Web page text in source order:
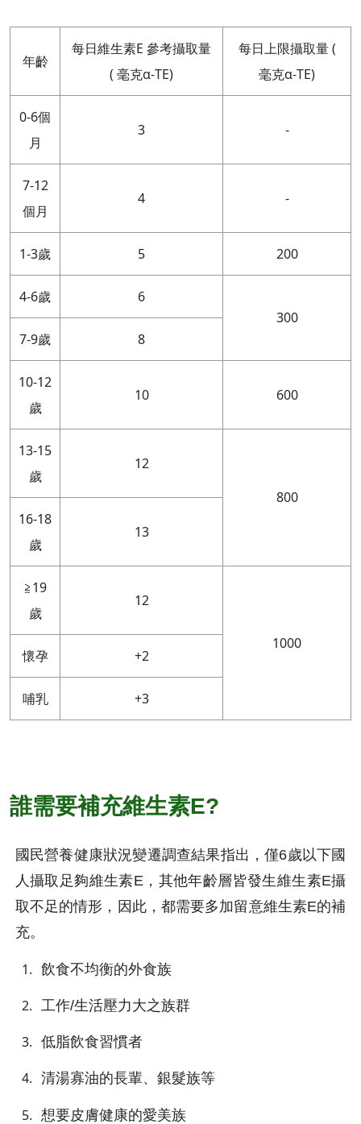
年齡
每日維生素E 參考攝取量
( 毫克α-TE)
每日上限攝取量 (
毫克α-TE)
0-6個
月
3 -
7-12
個月
4 -
1-3歲 5 200
4-6歲
6
300
7-9歲
8
10-12
歲
10 600
13-15
歲
12
800
16-18
歲
13
≧19
歲
12
1000
懷孕 +2
哺乳 +3
誰需要補充維生素E?
國民營養健康狀況變遷調查結果指出，僅6歲以下國
人攝取足夠維生素E，其他年齡層皆發生維生素E攝
取不足的情形，因此，都需要多加留意維生素E的補
充。
飲食不均衡的外食族
工作/生活壓力大之族群
低脂飲食習慣者
清湯寡油的長輩、銀髮族等
想要皮膚健康的愛美族